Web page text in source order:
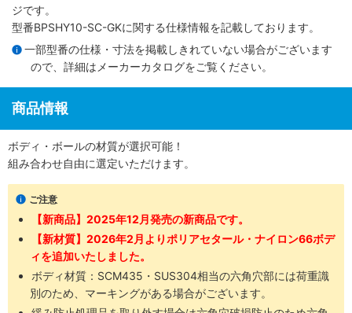
ジです。
型番BPSHY10-SC-GKに関する仕様情報を記載しております。
一部型番の仕様・寸法を掲載しきれていない場合がございます
ので、詳細は メーカーカタログをご覧ください。
商品情報
ボディ・ボールの材質が選択可能！
組み合わせ自由に選定いただけます。
ご注意
【新商品】2025年12月発売の新商品です。
【新材質】2026年2月よりポリアセタール・ナイロン66ボデ
ィを追加いたしました。
ボディ材質：SCM435​・SUS304​相当の六角穴部には荷重識
別のため、マーキングがある場合がございます。